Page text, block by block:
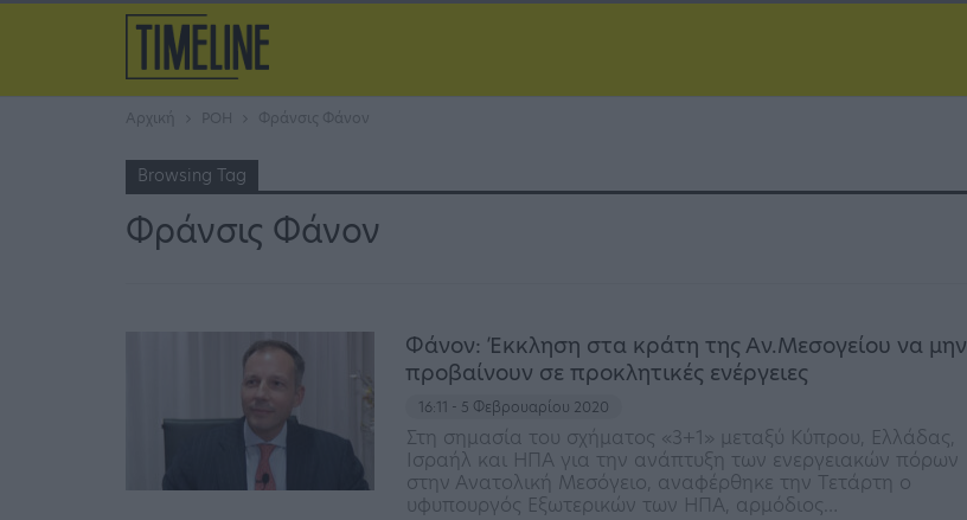
Αρχική ΡΟΗ Φράνσις Φάνον
Browsing Tag
Φράνσις Φάνον
Φάνον: Έκκληση στα κράτη της Αν.Μεσογείου να μην
προβαίνουν σε προκλητικές ενέργειες
16:11 - 5 Φεβρουαρίου 2020
Στη σημασία του σχήματος «3+1» μεταξύ Κύπρου, Ελλάδας,
Ισραήλ και ΗΠΑ για την ανάπτυξη των ενεργειακών πόρων
στην Ανατολική Μεσόγειο, αναφέρθηκε την Τετάρτη ο
υφυπουργός Εξωτερικών των ΗΠΑ, αρμόδιος…